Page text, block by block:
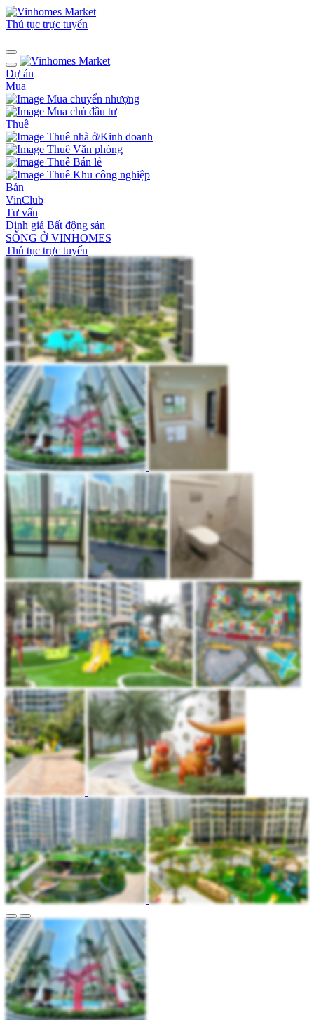
Thủ tục trực tuyến
Dự án
Mua
Mua chuyển nhượng
Mua chủ đầu tư
Thuê
Thuê nhà ở/Kinh doanh
Thuê Văn phòng
Thuê Bán lẻ
Thuê Khu công nghiệp
Bán
VinClub
Tư vấn
Định giá Bất động sản
SỐNG Ở VINHOMES
Thủ tục trực tuyến